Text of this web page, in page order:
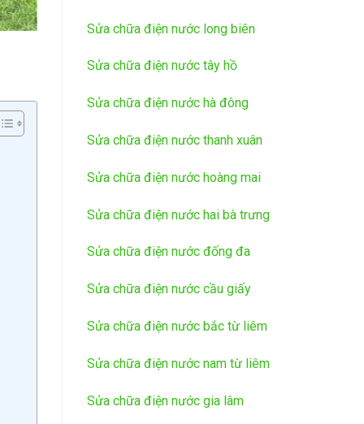
Sửa chữa điện nước long biên
Sửa chữa điện nước tây hồ
Sửa chữa điện nước hà đông
Sửa chữa điện nước thanh xuân
Sửa chữa điện nước hoàng mai
Sửa chữa điện nước hai bà trưng
Sửa chữa điện nước đống đa
Sửa chữa điện nước cầu giấy
Sửa chữa điện nước bắc từ liêm
Sửa chữa điện nước nam từ liêm
Sửa chữa điện nước gia lâm